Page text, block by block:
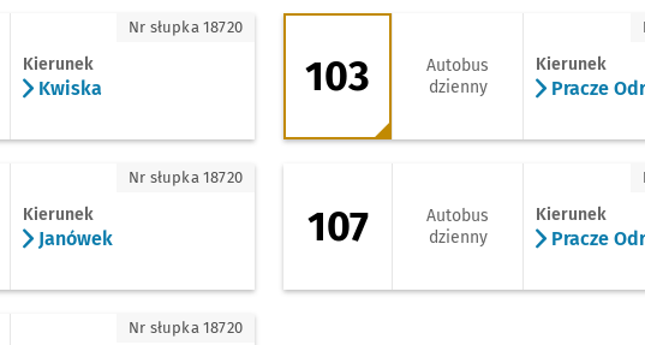
Kierunek
Kwiska
Nr słupka 18720 103 - kierunek Pracze
103
Autobus
dzienny
Kierunek
Pracze
Kierunek
Janówek
Nr słupka 18720 107 - kierunek Pracze
107
Autobus
dzienny
Kierunek
Pracze
Odrzańskie
Nr słupka 18720